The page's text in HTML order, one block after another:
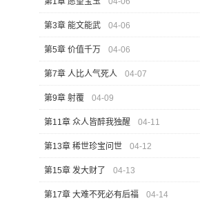
第3章 能文能武 04-06
第5章 价值千万 04-06
第7章 人比人气死人 04-07
第9章 射覆 04-09
第11章 众人皆醉我独醒 04-11
第13章 稀世珍宝问世 04-12
第15章 发大财了 04-13
第17章 大难不死必有后福 04-14